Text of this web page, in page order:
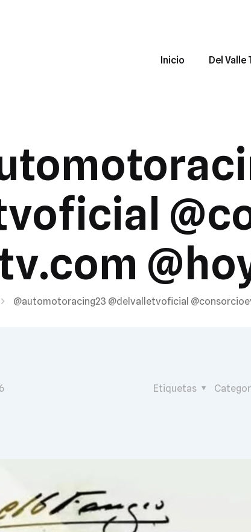
Inicio Del Valle
@automotoracing23 @delvalletvoficial
Etiquetas